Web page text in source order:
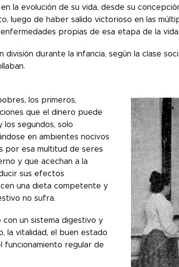
la evolución de su vida, desde su
luego de haber salido victorioso en las
propias de esa etapa de la vida.
durante la infancia, según la clase
los primeros,
que el dinero puede
segundos, solo
en ambientes nocivos
por esa multitud de seres
y que acechan a la
sus efectos
una dieta competente y
no sufra.
un sistema digestivo y
la vitalidad, el buen estado
funcionamiento regular de